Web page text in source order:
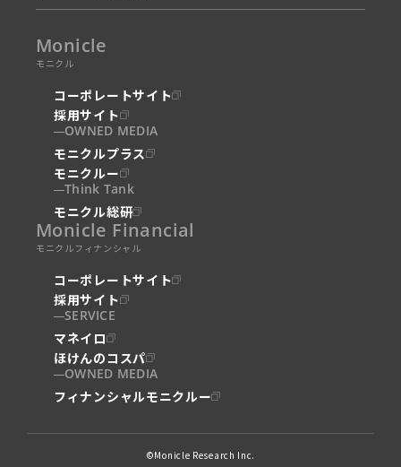
Monicle
モニクル
コーポレートサイト
採用サイト
OWNED MEDIA
モニクルプラス
モニクルー
Think Tank
モニクル総研
Monicle Financial
モニクルフィナンシャル
コーポレートサイト
採用サイト
SERVICE
マネイロ
ほけんのコスパ
OWNED MEDIA
フィナンシャルモニクルー
©Monicle Research Inc.